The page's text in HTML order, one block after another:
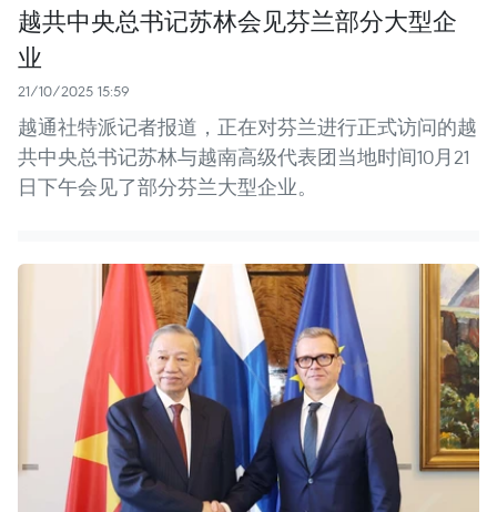
越共中央总书记苏林会见芬兰部分大型企
业
21/10/2025 15:59
越通社特派记者报道，正在对芬兰进行正式访问的越
共中央总书记苏林与越南高级代表团当地时间10月21
日下午会见了部分芬兰大型企业。